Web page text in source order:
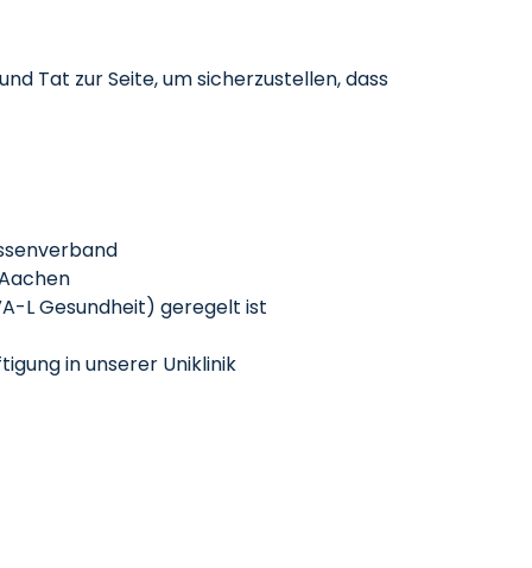
Tat zur Seite, um sicherzustellen, dass
L Gesundheit) geregelt ist
in unserer Uniklinik